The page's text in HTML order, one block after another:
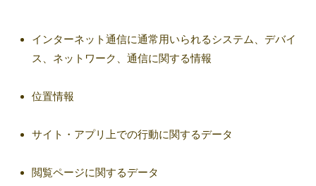
インターネット通信に通常用いられるシステム、デバイ
ス、ネットワーク、通信に関する情報
位置情報
サイト・アプリ上での行動に関するデータ
閲覧ページに関するデータ